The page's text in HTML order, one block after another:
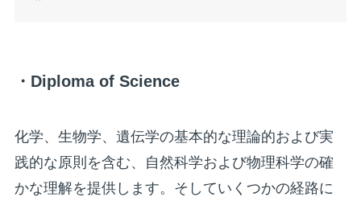
・Diploma of Science
化学、生物学、遺伝学の基本的な理論的および実
践的な原則を含む、自然科学および物理科学の確
かな理解を提供します。そしていくつかの経路に